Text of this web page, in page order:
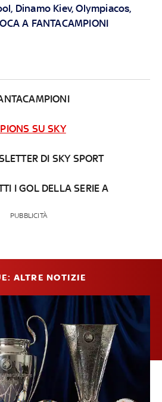
Dinamo Kiev, Olympiacos,
A FANTACAMPIONI
SU SKY
DI SKY SPORT
I GOL DELLA SERIE A
PUBBLICITÀ
ALTRE NOTIZIE